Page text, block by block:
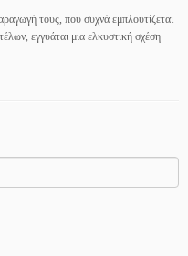
τους, που συχνά εμπλουτίζεται
εγγυάται μια ελκυστική σχέση